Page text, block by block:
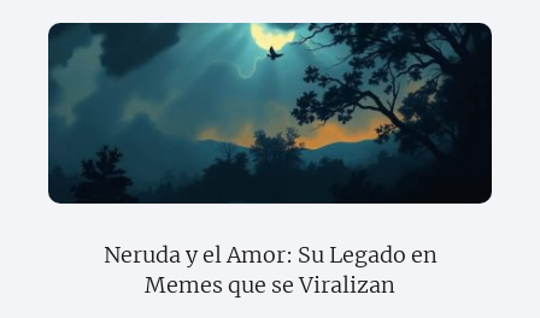
Neruda y el Amor: Su Legado en
Memes que se Viralizan